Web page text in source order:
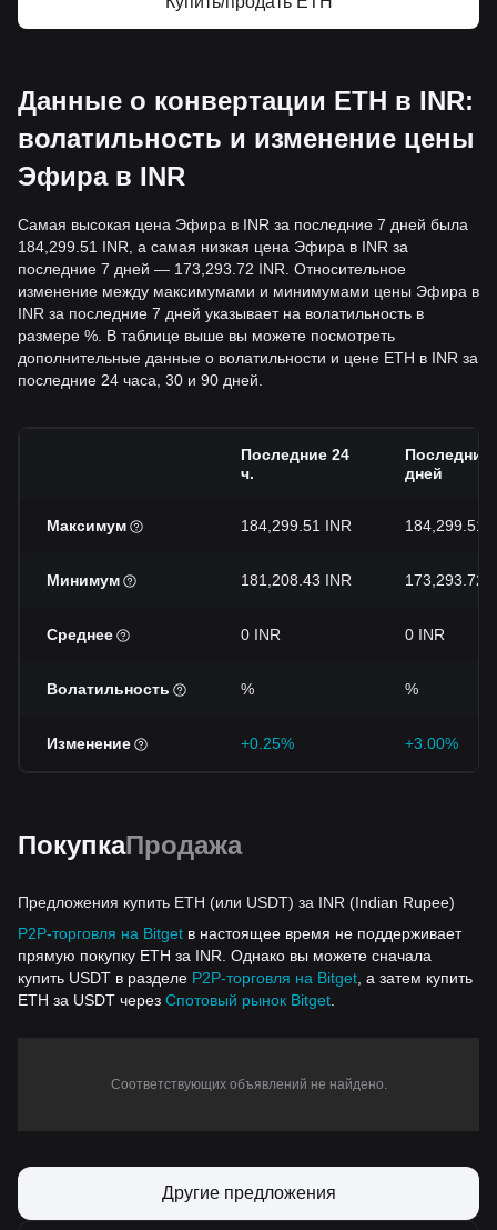
Данные о конвертации ETH в INR:
волатильность и изменение цены
Эфира в INR
Самая высокая цена Эфира в INR за последние 7 дней была
184,299.51 INR, а самая низкая цена Эфира в INR за
последние 7 дней — 173,293.72 INR. Относительное
изменение между максимумами и минимумами цены Эфира в
INR за последние 7 дней указывает на волатильность в
размере %. В таблице выше вы можете посмотреть
дополнительные данные о волатильности и цене ETH в INR за
последние 24 часа, 30 и 90 дней.
Последние 24
ч.
Последние
дней
Максимум 184,299.51 INR 184,299.51
Минимум 181,208.43 INR 173,293.72
Среднее 0 INR 0 INR
Волатильность % %
Изменение +0.25% +3.00%
ПокупкаПродажа
Предложения купить ETH (или USDT) за INR (Indian Rupee)
P2P-торговля на Bitget в настоящее время не поддерживает
прямую покупку ETH за INR. Однако вы можете сначала
купить USDT в разделе P2P-торговля на Bitget , а затем купить
ETH за USDT через Спотовый рынок Bitget
Соответствующих объявлений не найдено.
Другие предложения